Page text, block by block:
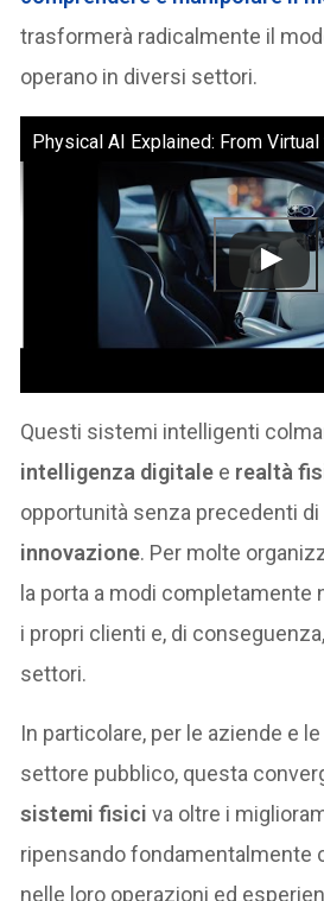
trasformerà radicalmente il
operano in diversi settori.
Physical AI Explained: From
Questi sistemi intelligenti
intelligenza digitale e realtà
opportunità senza precedenti di
innovazione. Per molte
la porta a modi completamente
i propri clienti e, di
settori.
In particolare, per le aziende e
settore pubblico, questa
sistemi fisici va oltre i
ripensando fondamentalmente
nelle loro operazioni ed